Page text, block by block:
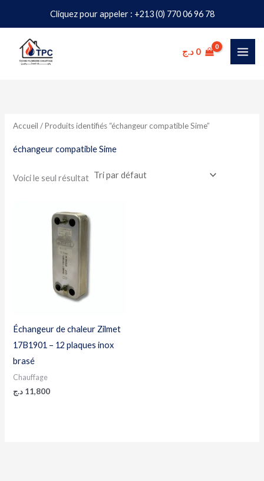
Cliquez pour appeler : +213 (0) 770 06 96 78
contenu
0 د.ج
Accueil / Produits identifiés “échangeur compatible Sime”
échangeur compatible Sime
Voici le seul résultat
Échangeur de chaleur Zilmet
17B1901 – 12 plaques inox
brasé
Chauffage
11,800 د.ج